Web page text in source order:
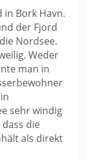
in Bork Havn.
der Fjord
Nordsee.
Weder
man in
sehr windig
die
als direkt